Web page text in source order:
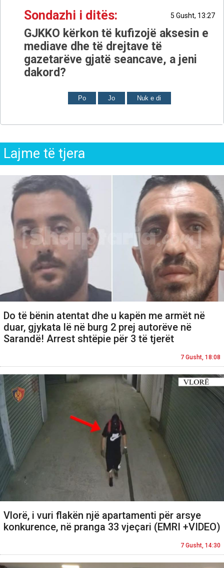
Sondazhi i ditës: 5 Gusht, 13:27
GJKKO kërkon të kufizojë aksesin e
mediave dhe të drejtave të
gazetarëve gjatë seancave, a jeni
dakord?
Po Jo Nuk e di
Lajme të tjera
Do të bënin atentat dhe u kapën me armët në
duar, gjykata lë në burg 2 prej autorëve në
Sarandë! Arrest shtëpie për 3 të tjerët
7 Gusht, 18:08
Vlorë, i vuri flakën një apartamenti për arsye
konkurence, në pranga 33 vjeçari (EMRI +VIDEO)
7 Gusht, 14:30